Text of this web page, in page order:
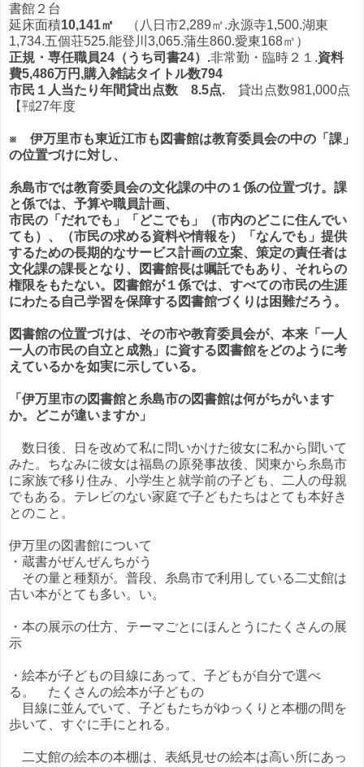
書館２台
延床面積10,141㎡
（八日市2,289㎡.永源寺1,500.湖東
1,734.五個荘525.能登川3,065.蒲生860.愛東168㎡）
正規・専任職員24（うち司書24）.非常勤・臨時２１.資料
費5,486万円,購入雑誌タイトル数794
市民１人当たり年間貸出点数 8.5点. 貸出点数981,000点
【㍻27年度
※ 伊万里市も東近江市も図書館は教育委員会の中の「課」
の位置づけに対し、
糸島市では教育委員会の文化課の中の１係の位置づけ。課
と係では、予算や職員計画、
市民の「だれでも」「どこでも」（市内のどこに住んでい
ても）、（市民の求める資料や情報を）「なんでも」提供
するための長期的なサービス計画の立案、策定の責任者は
文化課の課長となり、図書館長は嘱託でもあり、それらの
権限をもたない。図書館が１係では、すべての市民の生涯
にわたる自己学習を保障する 図書館づくりは困難だろう。
図書館の位置づけは、その市や教育委員会が、本来 「一人
一人の市民の自立と成熟」に資する図書館をどのように考
えているかを如実に示している。
「伊万里市の図書館と糸島市の図書館は何がちがいます
か。どこが違いますか」
数日後、日を改めて私に問いかけた彼女に私から聞いて
みた。ちなみに彼女は福島の原発事故後、関東から糸島市
に家族で移り住み、小学生と就学前の子ども、二人の母親
でもある。テレビのない家庭で子どもたちはとても本好き
とのこと。
伊万里の図書館について
・蔵書がぜんぜんちがう
その量と種類が。普段、糸島市で利用している二丈館は
古い本がとても多い。い。
・本の展示の仕方、テーマごとにほんとうにたくさんの展
示
・絵本が子どもの目線にあって、子どもが自分で選べ
る。 たくさんの絵本が子どもの
目線に並んでいて、子どもたちがゆっくりと本棚の間を
歩いて、すぐに手にとれる。
二丈館の絵本の本棚は、表紙見せの絵本は高い所にあっ